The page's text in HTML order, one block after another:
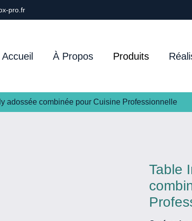
pro.fr
Accueil À Propos Produits
adossée combinée pour Cuisine Professionnelle
Table